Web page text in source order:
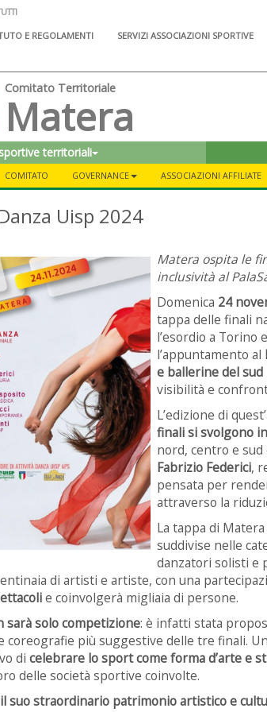
E REGOLAMENTI SERVIZI ASSOCIAZIONI SPORTIVE
Comitato Territoriale
Matera
territoriali
COMITATO GOVERNANCE ASSOCIAZIONI AFFILIATE
Uisp 2024
Matera ospita le
inclusività al
Domenica 24
tappa delle finali
l’esordio a Torino
l’appuntamento al
e ballerine del sud
visibilità e
L’edizione di
finali si svolgono
nord, centro e sud
Fabrizio Federici,
pensata per
attraverso la
La tappa di
suddivise nelle
danzatori solisti e
di artisti e artiste, con una
e coinvolgerà migliaia di persone.
sarà solo competizione: è infatti stata
coreografie più suggestive delle tre finali.
di celebrare lo sport come forma d’arte e
delle società sportive coinvolte.
suo straordinario patrimonio artistico e